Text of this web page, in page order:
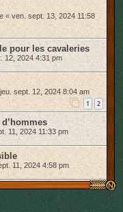
« ven. sept. 13, 2024 11:58
pour les cavaleries
12, 2024 4:31 pm
jeu. sept. 12, 2024 8:04 am
1 2
11, 2024 11:33 pm
11, 2024 4:58 pm